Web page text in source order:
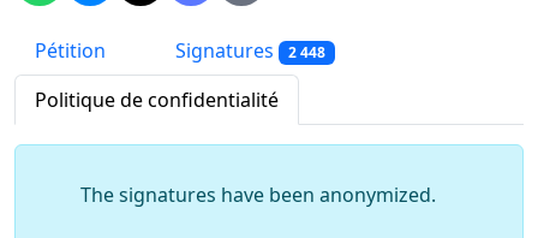
Pétition Signatures 2 448
Politique de confidentialité
The signatures have been anonymized.